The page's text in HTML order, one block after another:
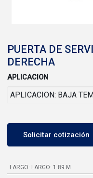
PUERTA DE
DERECHA
APLICACION
Solicitar cotización
LARGO: LARGO: 1.89 M